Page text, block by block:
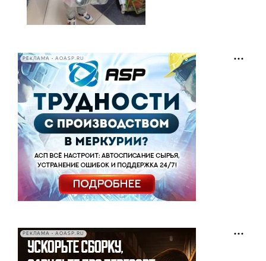
РЕКЛАМА • AOASP.RU
РЕКЛАМА • AOASP.RU